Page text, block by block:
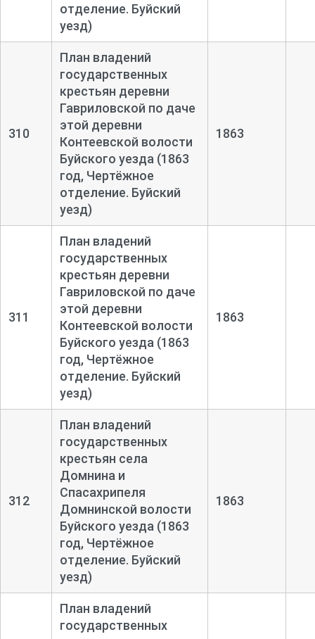
отделение. Буйский
уезд)
310
План владений
государственных
крестьян деревни
Гавриловской по даче
этой деревни
Контеевской волости
Буйского уезда (1863
год, Чертёжное
отделение. Буйский
уезд)
1863
311
План владений
государственных
крестьян деревни
Гавриловской по даче
этой деревни
Контеевской волости
Буйского уезда (1863
год, Чертёжное
отделение. Буйский
уезд)
1863
312
План владений
государственных
крестьян села
Домнина и
Спасахрипеля
Домнинской волости
Буйского уезда (1863
год, Чертёжное
отделение. Буйский
уезд)
1863
План владений
государственных